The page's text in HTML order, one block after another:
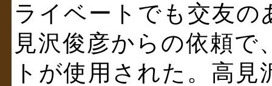
ライベートでも交友の
見沢俊彦からの依頼
トが使用された。高見